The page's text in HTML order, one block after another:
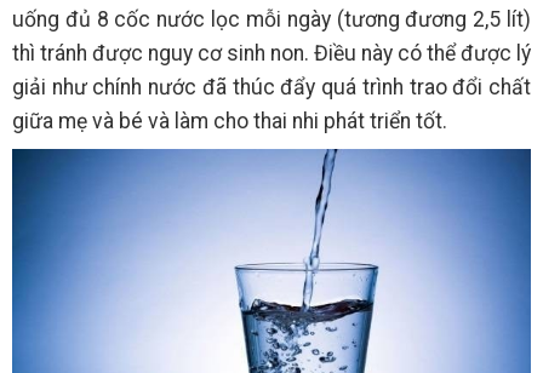
uống đủ 8 cốc nước lọc mỗi ngày (tương đương 2,5 lít)
thì tránh được nguy cơ sinh non. Điều này có thể được lý
giải như chính nước đã thúc đẩy quá trình trao đổi chất
giữa mẹ và bé và làm cho thai nhi phát triển tốt.